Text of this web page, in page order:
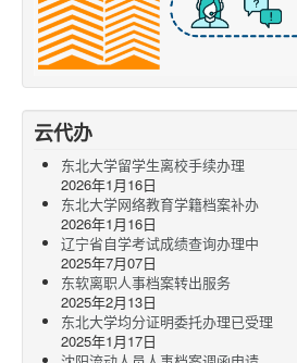
云代办
东北大学留学生离校手续办理
2026年1月16日
东北大学网络教育学籍档案补办
2026年1月16日
辽宁省自学考试成绩查询办理中
2025年7月07日
东软离职人事档案转出服务
2025年2月13日
东北大学均分证明委托办理已受理
2025年1月17日